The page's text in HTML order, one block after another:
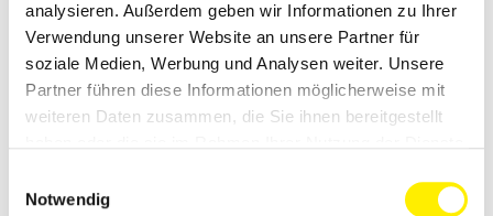
analysieren. Außerdem geben wir Informationen zu Ihrer
Verwendung unserer Website an unsere Partner für
soziale Medien, Werbung und Analysen weiter. Unsere
Partner führen diese Informationen möglicherweise mit
weiteren Daten zusammen, die Sie ihnen bereitgestellt
Notwendig